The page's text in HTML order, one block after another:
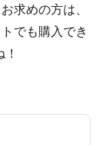
求めの方は、
でも購入でき